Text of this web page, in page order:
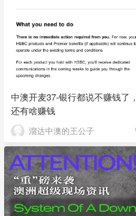
中澳开麦37-银行都说不赚钱了，
还有啥赚钱
溜达中澳的王公子